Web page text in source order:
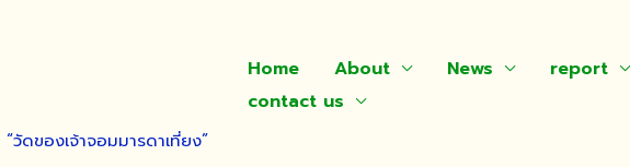
ดของเจ้าจอมมารดาเที่ยง”
Home About News report
contact us